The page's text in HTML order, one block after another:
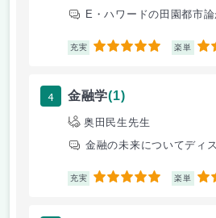
充実 5 楽単 5
4 金融学(1)
奥田民生先生
金融の未来についてディ
充実 5 楽単 5